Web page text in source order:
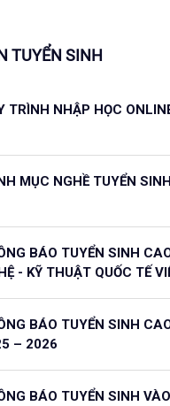
TUYỂN SINH
TRÌNH NHẬP HỌC
MỤC NGHỀ TUYỂN
BÁO TUYỂN SINH
- KỸ THUẬT QUỐC TẾ
BÁO TUYỂN SINH
– 2026
BÁO TUYỂN SINH